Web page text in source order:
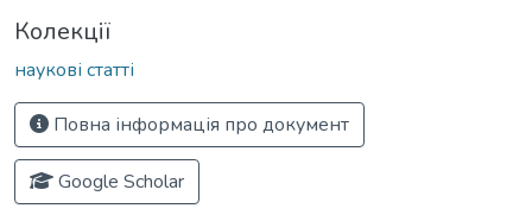
Колекції
наукові статті
Повна інформація про документ
Google Scholar